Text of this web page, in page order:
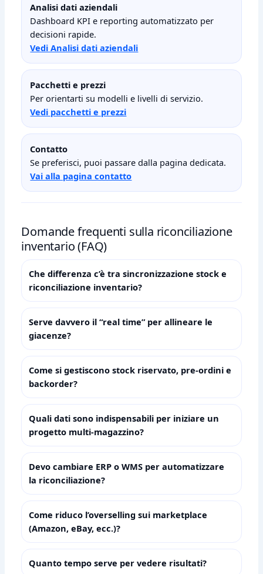
Analisi dati aziendali
Dashboard KPI e reporting automatizzato per
decisioni rapide.
Vedi Analisi dati aziendali
Pacchetti e prezzi
Per orientarti su modelli e livelli di servizio.
Vedi pacchetti e prezzi
Contatto
Se preferisci, puoi passare dalla pagina dedicata.
Vai alla pagina contatto
Domande frequenti sulla riconciliazione
inventario (FAQ)
Che differenza c’è tra sincronizzazione stock e
riconciliazione inventario?
Serve davvero il “real time” per allineare le
giacenze?
Come si gestiscono stock riservato, pre‑ordini e
backorder?
Quali dati sono indispensabili per iniziare un
progetto multi‑magazzino?
Devo cambiare ERP o WMS per automatizzare
la riconciliazione?
Come riduco l’overselling sui marketplace
(Amazon, eBay, ecc.)?
Quanto tempo serve per vedere risultati?